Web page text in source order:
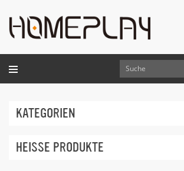
KATEGORIEN
HEISSE PRODUKTE